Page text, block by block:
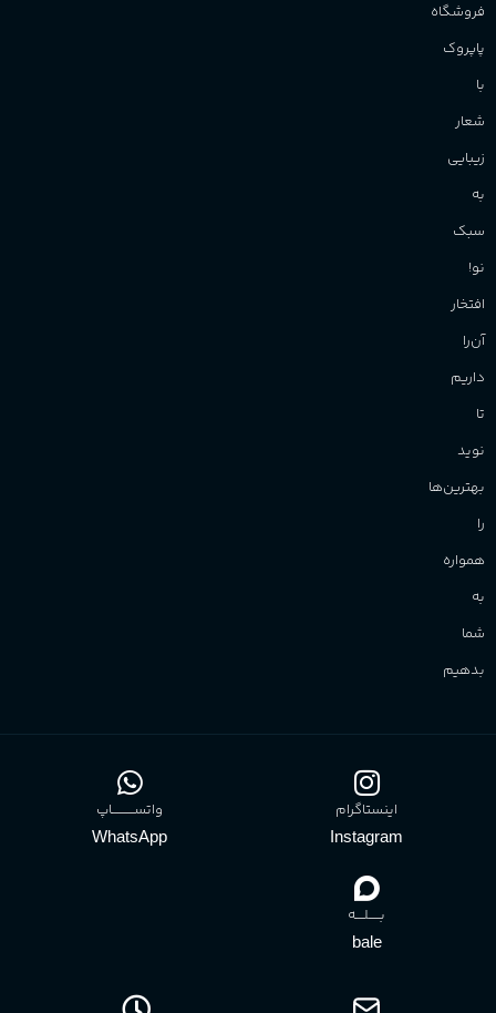
فروشگاه
پاپروک
با
شعار
زیبایی
به
سبک
نو!
افتخار
آن‌را
داریم
تا
نوید
بهترین‌ها
را
همواره
به
شما
بدهیم
اینستاگرام
Instagram
واتســــــــــاپ
WhatsApp
بـــــلــــه
bale